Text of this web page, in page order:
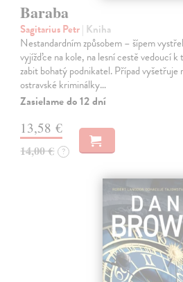
Baraba
Sagitarius Petr| Kniha
Nestandardním způsobem – šípem
vyjížďce na kole, na lesní cestě vedoucí
zabit bohatý podnikatel. Případ vyšetřuje
ostravské kriminálky…
Zasielame do 12 dní
13,58 €
14,00 € ?